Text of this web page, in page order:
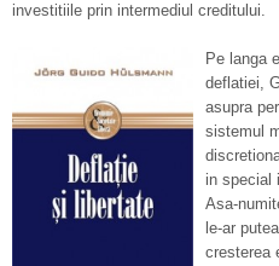
investitiile prin intermediul creditului.
Pe langa
deflatiei,
asupra
sistemul
in special
Asa-
le-ar
cresterea